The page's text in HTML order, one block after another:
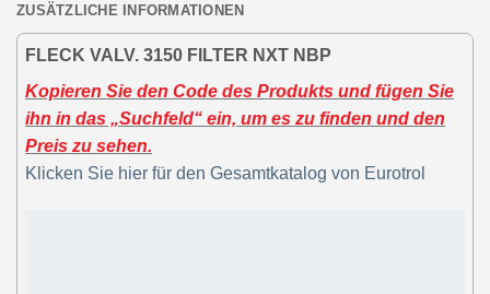
ZUSÄTZLICHE INFORMATIONEN
FLECK VALV. 3150 FILTER NXT NBP
Kopieren Sie den Code des Produkts und fügen Sie
ihn in das „Suchfeld“ ein, um es zu finden und den
Preis zu sehen.
Klicken Sie hier für den Gesamtkatalog von Eurotrol